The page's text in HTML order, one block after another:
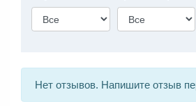
Нет отзывов. Напишите отзыв